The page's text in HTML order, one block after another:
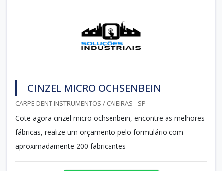
CINZEL MICRO OCHSENBEIN
CARPE DENT INSTRUMENTOS / CAIEIRAS - SP
Cote agora cinzel micro ochsenbein, encontre as melhores
fábricas, realize um orçamento pelo formulário com
aproximadamente 200 fabricantes